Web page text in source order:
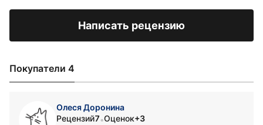
Написать рецензию
Покупатели 4
Олеся Доронина
Рецензий7•Оценок+3